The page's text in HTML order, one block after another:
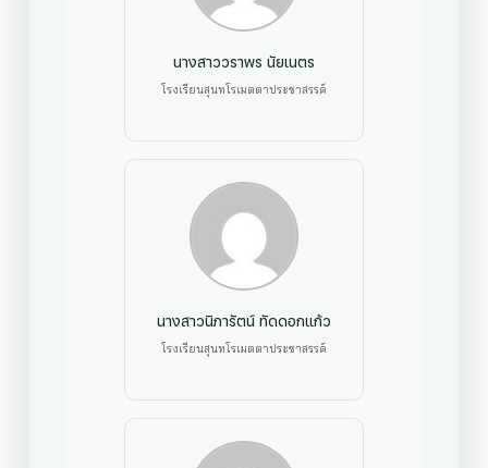
นางสาววราพร นัยเนตร
โรงเรียนสุนทโรเมตตาประชาสรรค์
นางสาวนิภารัตน์ ทัดดอกแก้ว
โรงเรียนสุนทโรเมตตาประชาสรรค์